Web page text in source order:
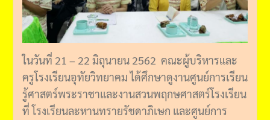
ในวันที่ 21 – 22 มิถุนายน 2562 คณะผู้บริหารและ
ครูโรงเรียนอุทัยวิทยาคม ได้ศึกษาดูงานศูนย์การเรียน
รู้ศาสตร์พระราชาและงานสวนพฤกษศาสตร์โรงเรียน
ที่ โรงเรียนละหานทรายรัชดาภิเษก และศูนย์การ